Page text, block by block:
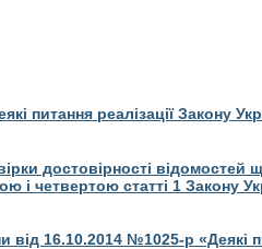
питання реалізації Закону
достовірності відомостей
і четвертою статті 1 Закону
від 16.10.2014 №1025-р «Деякі